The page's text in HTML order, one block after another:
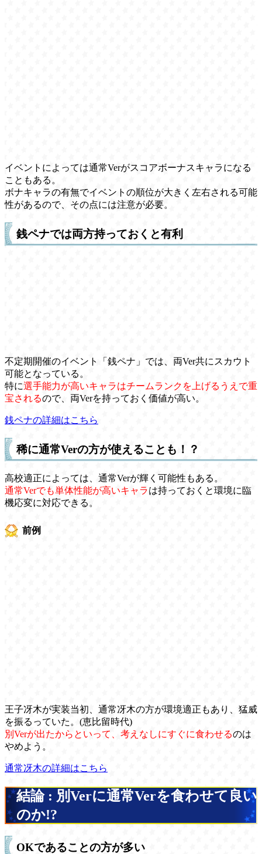
イベントによっては通常Verがスコアボーナスキャラになる
こともある。
ボナキャラの有無でイベントの順位が大きく左右される可能
性があるので、その点には注意が必要。
銭ペナでは両方持っておくと有利
不定期開催のイベント「銭ペナ」では、両Ver共にスカウト
可能となっている。
特に選手能力が高いキャラはチームランクを上げるうえで重
宝されるので、両Verを持っておく価値が高い。
銭ペナの詳細はこちら
稀に通常Verの方が使えることも！？
高校適正によっては、通常Verが輝く可能性もある。
通常Verでも単体性能が高いキャラは持っておくと環境に臨
機応変に対応できる。
前例
王子冴木が実装当初、通常冴木の方が環境適正もあり、猛威
を振るっていた。(恵比留時代)
別Verが出たからといって、考えなしにすぐに食わせるのは
やめよう。
通常冴木の詳細はこちら
結論 : 別Verに通常Verを食わせて良い
のか!?
OKであることの方が多い